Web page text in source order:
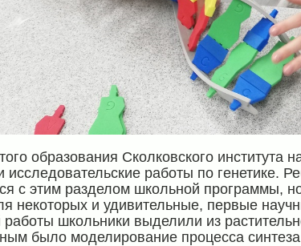
образования Сколковского института
исследовательские работы по генетике.
с этим разделом школьной программы,
некоторых и удивительные, первые
работы школьники выделили из
было моделирование процесса